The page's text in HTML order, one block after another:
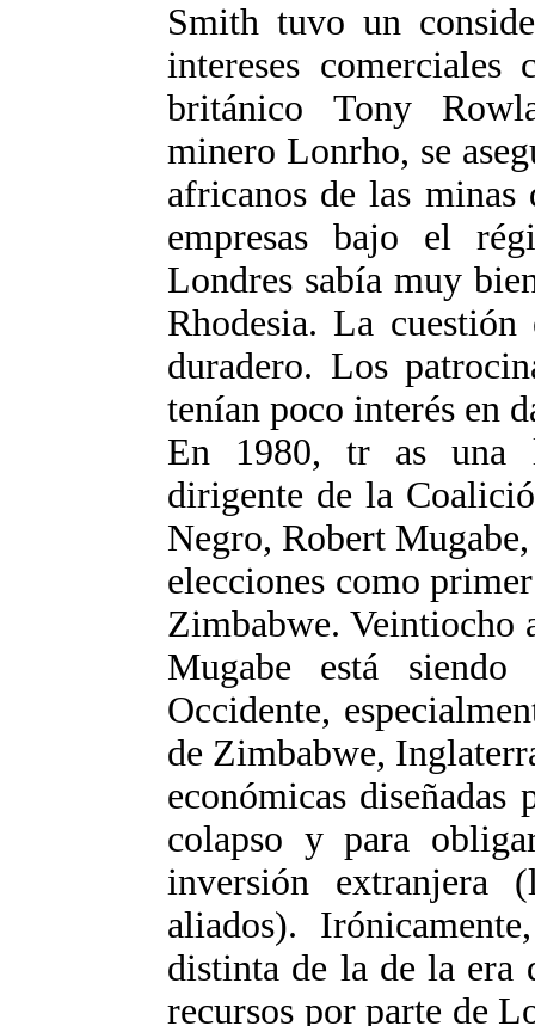
Smith tuvo un
intereses comerciales
británico Tony
minero Lonrho, se
africanos de las minas
empresas bajo el
Londres sabía muy
Rhodesia. La
duradero. Los
tenían poco interés en
En 1980, tr as una
dirigente de la
Negro, Robert
elecciones como
Zimbabwe. Veintiocho
Mugabe está
Occidente,
de Zimbabwe,
económicas
colapso y para
inversión extranjera
aliados).
distinta de la de la
recursos por parte de